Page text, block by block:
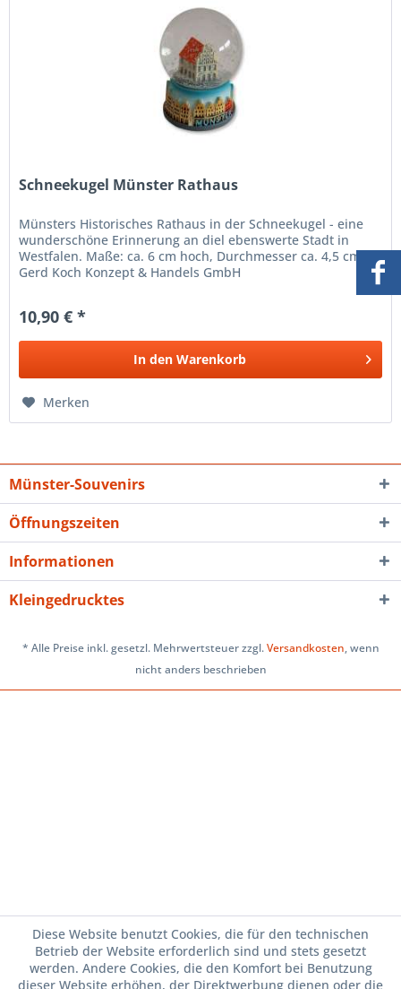
Schneekugel Münster Rathaus
Münsters Historisches Rathaus in der Schneekugel - eine
wunderschöne Erinnerung an diel ebenswerte Stadt in
Westfalen. Maße: ca. 6 cm hoch, Durchmesser ca. 4,5 cm
Gerd Koch Konzept & Handels GmbH
10,90 € *
In den Warenkorb
Merken
Münster-Souvenirs
Öffnungszeiten
Informationen
Kleingedrucktes
* Alle Preise inkl. gesetzl. Mehrwertsteuer zzgl.Versandkosten, wenn
nicht anders beschrieben
Diese Website benutzt Cookies, die für den technischen
Betrieb der Website erforderlich sind und stets gesetzt
werden. Andere Cookies, die den Komfort bei Benutzung
dieser Website erhöhen, der Direktwerbung dienen oder die